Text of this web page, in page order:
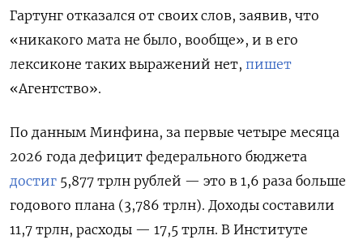
Гартунг отказался от своих слов, заявив, что
«никакого мата не было, вообще», и в его
лексиконе таких выражений нет, пишет
«Агентство».
По данным Минфина, за первые четыре месяца
2026 года дефицит федерального бюджета
достиг 5,877 трлн рублей — это в 1,6 раза больше
годового плана (3,786 трлн). Доходы составили
11,7 трлн, расходы — 17,5 трлн. В Институте